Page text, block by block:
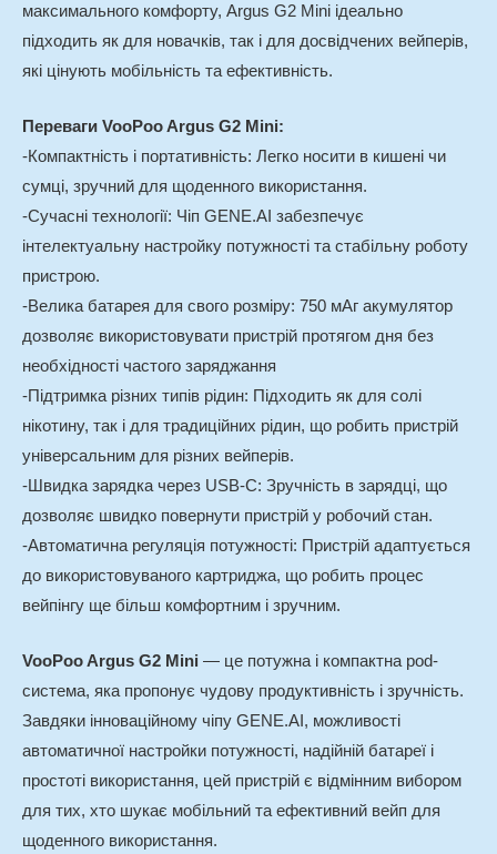
максимального комфорту, Argus G2 Mini ідеально
підходить як для новачків, так і для досвідчених вейперів,
які цінують мобільність та ефективність.
Переваги VooPoo Argus G2 Mini:
-Компактність і портативність: Легко носити в кишені чи
сумці, зручний для щоденного використання.
-Сучасні технології: Чіп GENE.AI забезпечує
інтелектуальну настройку потужності та стабільну роботу
пристрою.
-Велика батарея для свого розміру: 750 мАг акумулятор
дозволяє використовувати пристрій протягом дня без
необхідності частого заряджання
-Підтримка різних типів рідин: Підходить як для солі
нікотину, так і для традиційних рідин, що робить пристрій
універсальним для різних вейперів.
-Швидка зарядка через USB-C: Зручність в зарядці, що
дозволяє швидко повернути пристрій у робочий стан.
-Автоматична регуляція потужності: Пристрій адаптується
до використовуваного картриджа, що робить процес
вейпінгу ще більш комфортним і зручним.
VooPoo Argus G2 Mini — це потужна і компактна pod-
система, яка пропонує чудову продуктивність і зручність.
Завдяки інноваційному чіпу GENE.AI, можливості
автоматичної настройки потужності, надійній батареї і
простоті використання, цей пристрій є відмінним вибором
для тих, хто шукає мобільний та ефективний вейп для
щоденного використання.